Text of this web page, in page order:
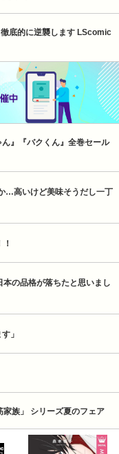
底的に逆襲します LScomic
』『バクくん』全巻セール
…高いけど美味そうだし一丁
本の品格が落ちたと思いまし
」
族」 シリーズ夏のフェア